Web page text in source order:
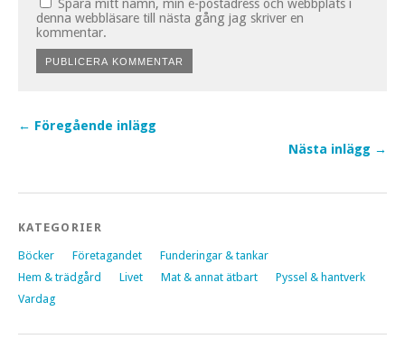
Spara mitt namn, min e-postadress och webbplats i
denna webbläsare till nästa gång jag skriver en
kommentar.
← Föregående inlägg
Nästa inlägg →
KATEGORIER
Böcker Företagandet
Funderingar & tankar
Hem & trädgård
Livet Mat & annat ätbart
Pyssel & hantverk
Vardag